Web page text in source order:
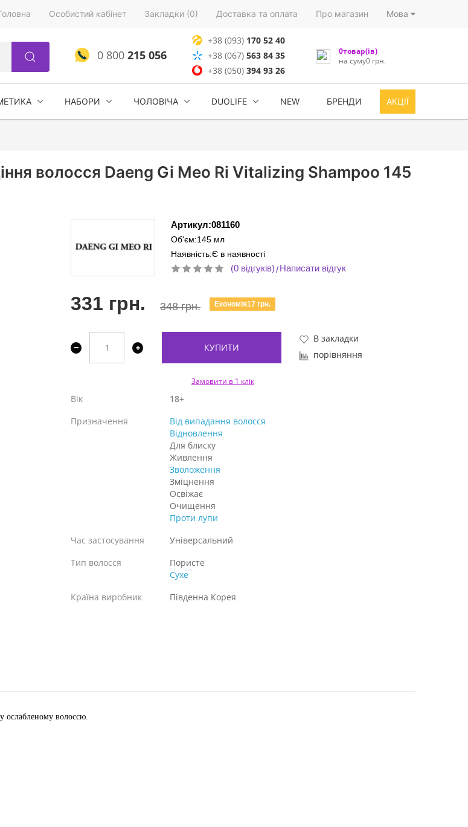
Особистий кабінет Закладки (0) Доставка та оплата Про магазин Мова
0 800215 056
+38 (093) 170 52 40
+38 (067) 563 84 35
+38 (050)394 93 26
0товар(ів)
на суму0 грн.
НАБОРИ ЧОЛОВІЧА DUOLIFE NEW БРЕНДИ АКЦІЇ
волосся Daeng Gi Meo Ri Vitalizing Shampoo 145
Артикул:081160
Об'єм:145 мл
Наявність:Є в наявності
(0 відгуків)/Написати відгук
331 грн. 348 грн. Економія17 грн.
КУПИТИ
В закладки
порівняння
Замовити в 1 клік
Вік
18+
Призначення
Від випадання волосся
Відновлення
Для блиску
Живлення
Зволоження
Зміцнення
Освіжає
Очищення
Проти лупи
Час застосування
Універсальний
Тип волосся
Пористе
Сухе
Країна виробник
Південна Корея
ослабленому волоссю.